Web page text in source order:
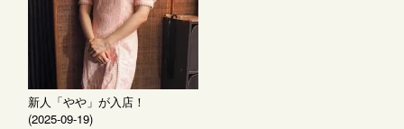
新人「やや」が入店！
(2025-09-19)